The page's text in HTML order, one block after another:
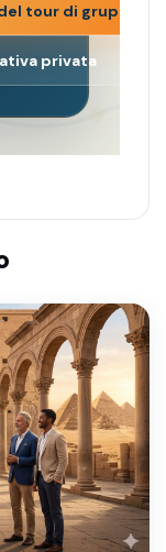
tour di gruppo
privata